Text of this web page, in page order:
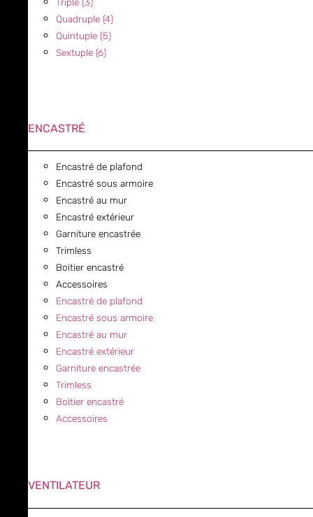
Quadruple (4)
Quintuple (5)
Sextuple (6)
ENCASTRÉ
Encastré de plafond
Encastré sous armoire
Encastré au mur
Encastré extérieur
Garniture encastrée
Trimless
Boitier encastré
Accessoires
Encastré de plafond
Encastré sous armoire
Encastré au mur
Encastré extérieur
Garniture encastrée
Trimless
Boitier encastré
Accessoires
VENTILATEUR